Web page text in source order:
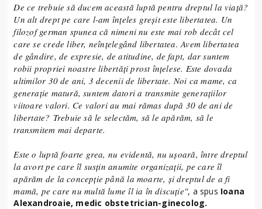
De ce trebuie să ducem această luptă pentru dreptul la viață?
Un alt drept pe care l-am înțeles greșit este libertatea. Un
filozof german spunea că nimeni nu este mai rob decât cel
care se crede liber, neînțelegând libertatea. Avem libertatea
de gândire, de expresie, de atitudine, de fapt, dar suntem
robii propriei noastre libertăți prost înțelese. Este dovada
ultimilor 30 de ani, 3 decenii de libertate. Noi ca mame, ca
generație matură, suntem datori a transmite generațiilor
viitoare valori. Ce valori au mai rămas după 30 de ani de
libertate? Trebuie să le selectăm, să le apărăm, să le
transmitem mai departe.
Este o luptă foarte grea, nu evidentă, nu ușoară, între dreptul
la avort pe care îl susțin anumite organizații, pe care îl
apărăm de la concepție până la moarte, și dreptul de a fi
mamă, pe care nu multă lume îl ia în discuție", a spus Ioana
Alexandroaie, medic obstetrician-ginecolog.